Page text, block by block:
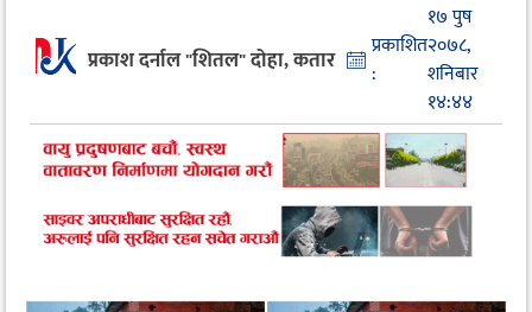
प्रकाश दर्नाल "शितल" दोहा, कतार
प्रकाशित
:
१७ पुष
२०७८,
शनिबार
१४:४४